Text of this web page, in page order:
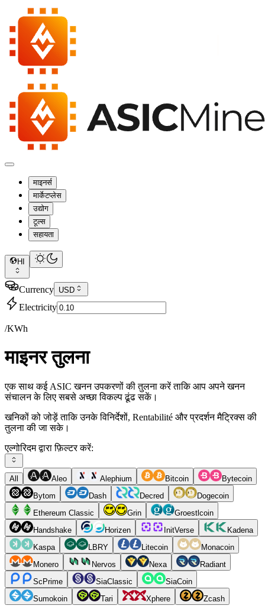
माइनर्स
मार्केटप्लेस
उद्योग
टूल्स
सहायता
HI
Currency USD
Electricity
/KWh
माइनर तुलना
एक साथ कई ASIC खनन उपकरणों की तुलना करें ताकि आप अपने खनन
संचालन के लिए सबसे अच्छा विकल्प ढूंढ सकें।
खनिकों को जोड़ें ताकि उनके विनिर्देशों, Rentabilité और प्रदर्शन मैट्रिक्स की
तुलना की जा सके।
एल्गोरिदम द्वारा फ़िल्टर करें:
All Aleo Alephium Bitcoin
Bytecoin
Bytom
Dash Decred
Dogecoin
Ethereum Classic
Grin
Groestlcoin
Handshake
Horizen InitVerse
Kadena
Kaspa
LBRY Litecoin
Monacoin
Monero
Nervos Nexa
Radiant
ScPrime
SiaClassic
SiaCoin
Sumokoin
Tari Xphere Zcash